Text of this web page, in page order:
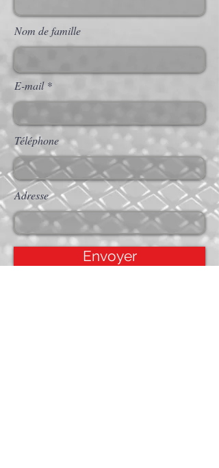
Nom de famille
E-mail
Téléphone
Adresse
Envoyer